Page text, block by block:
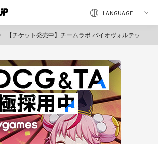
【チケット発売中】チームラボ バイオヴォルテックス 京都、10/7（火）オープン！ 「運動の森」や「学ぶ！未来の遊園地」の作品群を先行公表。